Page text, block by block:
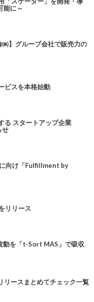
能に～
㈱】グループ会社で販売力の
ビスを本格始動
る スタートアップ企業
せ
向け「Fulfillment by
リリース
動を「t-Sort MAS」で吸収
リースまとめてチェック一覧